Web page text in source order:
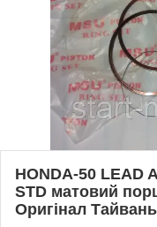
HONDA-50 LEAD
STD матовий
Оригінал Тайвань